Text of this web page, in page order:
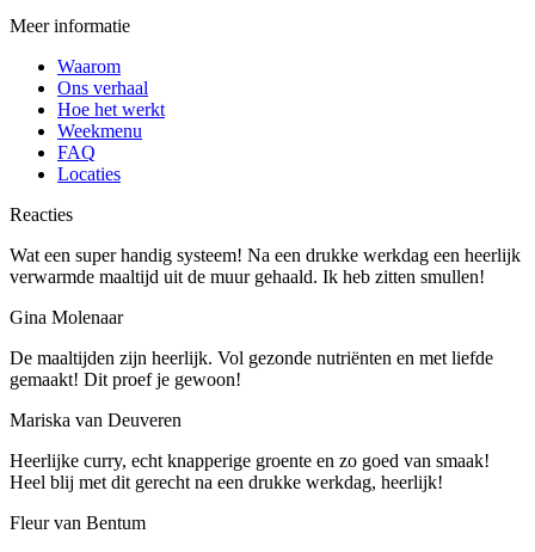
Meer informatie
Waarom
Ons verhaal
Hoe het werkt
Weekmenu
FAQ
Locaties
Reacties
Wat een super handig systeem! Na een drukke werkdag een heerlijk
verwarmde maaltijd uit de muur gehaald. Ik heb zitten smullen!
Gina Molenaar
De maaltijden zijn heerlijk. Vol gezonde nutriënten en met liefde
gemaakt! Dit proef je gewoon!
Mariska van Deuveren
Heerlijke curry, echt knapperige groente en zo goed van smaak!
Heel blij met dit gerecht na een drukke werkdag, heerlijk!
Fleur van Bentum